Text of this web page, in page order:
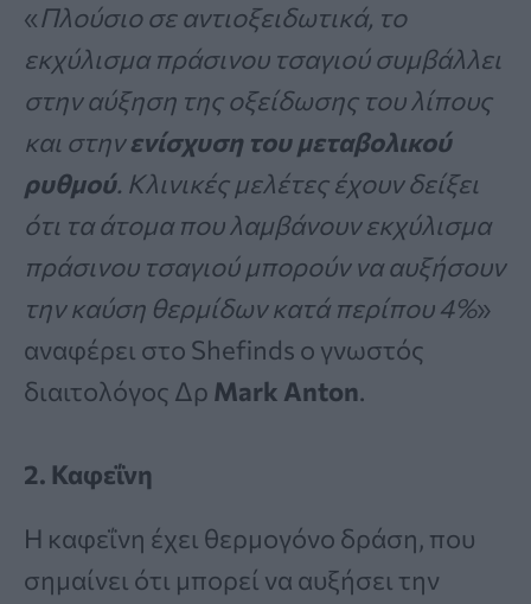
«Πλούσιο σε αντιοξειδωτικά, το
εκχύλισμα πράσινου τσαγιού συμβάλλει
στην αύξηση της οξείδωσης του λίπους
και στηνενίσχυση του μεταβολικού
ρυθμού. Κλινικές μελέτες έχουν δείξει
ότι τα άτομα που λαμβάνουν εκχύλισμα
πράσινου τσαγιού μπορούν να αυξήσουν
την καύση θερμίδων κατά περίπου 4%»
αναφέρει στο Shefinds ο γνωστός
διαιτολόγος Δρ Mark Anton.
2. Καφεΐνη
Η καφεΐνη έχει θερμογόνο δράση, που
σημαίνει ότι μπορεί να αυξήσει την